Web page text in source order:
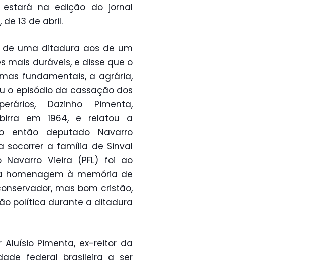
na edição do jornal
de 13 de abril.
de uma ditadura aos de um
mais duráveis, e disse que o
fundamentais, a agrária,
o episódio da cassação dos
Dazinho Pimenta,
em 1964, e relatou a
então deputado Navarro
socorrer a família de Sinval
Navarro Vieira (PFL) foi ao
homenagem à memória de
mas bom cristão,
política durante a ditadura
Pimenta, ex-reitor da
federal brasileira a ser